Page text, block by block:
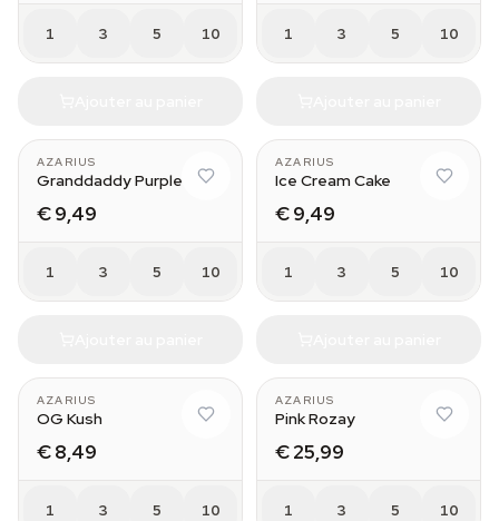
1 3 5 10 1 3 5 10
AZARIUS
Granddaddy Purple
€ 9,49
1 3 5 10
AZARIUS
Ice Cream Cake
€ 9,49
1 3 5 10
AZARIUS
OG Kush
€ 8,49
1 3 5 10
AZARIUS
Pink Rozay
€ 25,99
1 3 5 10